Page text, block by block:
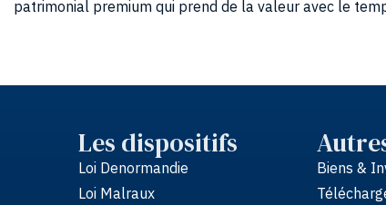
Les dispositifs
Loi Denormandie
Loi Malraux
Autres
Biens &